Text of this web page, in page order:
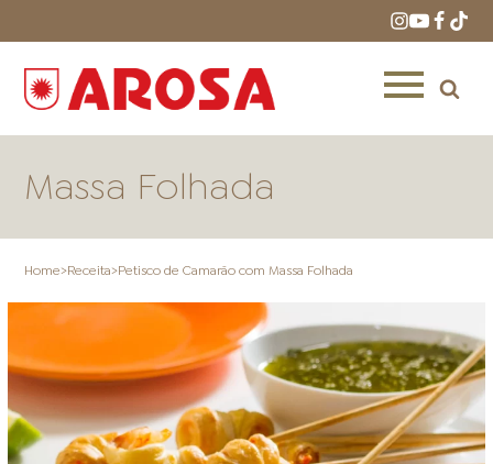
ONDE COMPRAR LOJAS AROSA
DISTRIBUIDORES E
Massa Folhada
Home>Receita>Petisco de Camarão com Massa Folhada